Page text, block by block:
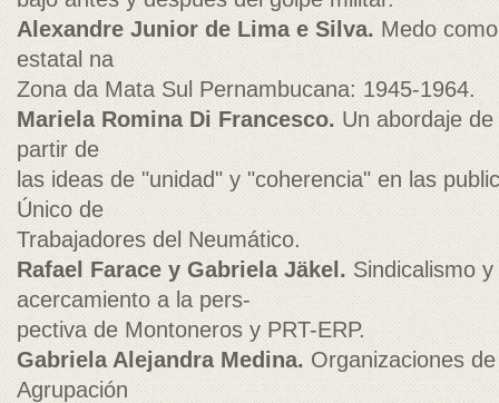
Alexandre Junior de Lima e Silva. Medo
estatal na
Zona da Mata Sul Pernambucana: 1945-1964.
Mariela Romina Di Francesco. Un abordaje
partir de
las ideas de "unidad" y "coherencia" en las
Único de
Trabajadores del Neumático.
Rafael Farace y Gabriela Jäkel. Sindicalismo
acercamiento a la pers-
pectiva de Montoneros y PRT-ERP.
Gabriela Alejandra Medina.Organizaciones
Agrupación